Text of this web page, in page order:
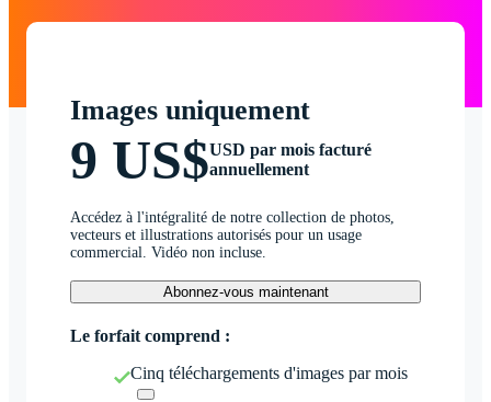
Images uniquement
9 US$USD par mois facturé
annuellement
Accédez à l'intégralité de notre collection de photos,
vecteurs et illustrations autorisés pour un usage
commercial. Vidéo non incluse.
Abonnez-vous maintenant
Le forfait comprend :
Cinq téléchargements d'images par mois